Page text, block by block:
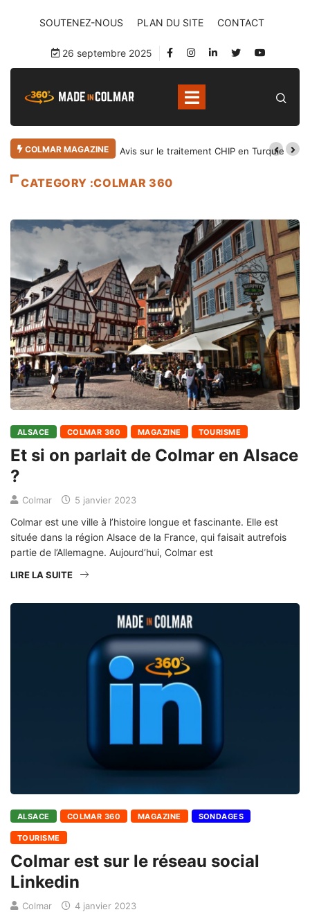
SOUTENEZ-NOUS PLAN DU SITE CONTACT
26 septembre 2025
COLMAR MAGAZINE Avis sur le traitement CHIP en Turquie
CATEGORY :COLMAR 360
ALSACE COLMAR 360 MAGAZINE TOURISME
Et si on parlait de Colmar en Alsace
?
Colmar 5 janvier 2023
Colmar est une ville à l’histoire longue et fascinante. Elle est
située dans la région Alsace de la France, qui faisait autrefois
partie de l’Allemagne. Aujourd’hui, Colmar est
LIRE LA SUITE
ALSACE COLMAR 360 MAGAZINE SONDAGES
TOURISME
Colmar est sur le réseau social
Linkedin
Colmar 4 janvier 2023